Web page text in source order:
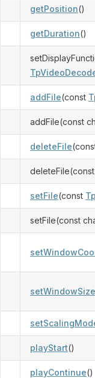
getPosition()
getDuration()
addFile(const
addFile(const
deleteFile
setFile(const
setFile(const
setWindowSize
playStart()
playContinue()